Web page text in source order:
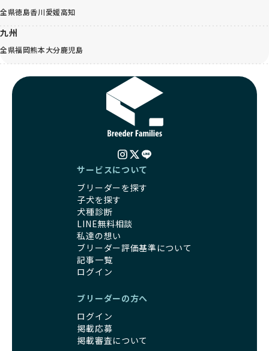
全県徳島香川愛媛高知
九州
全県福岡熊本大分鹿児島
サービスについて
ブリーダーを探す
子犬を探す
犬種診断
LINE無料相談
私達の想い
ブリーダー評価基準について
記事一覧
ログイン
ブリーダーの方へ
ログイン
掲載応募
掲載審査について